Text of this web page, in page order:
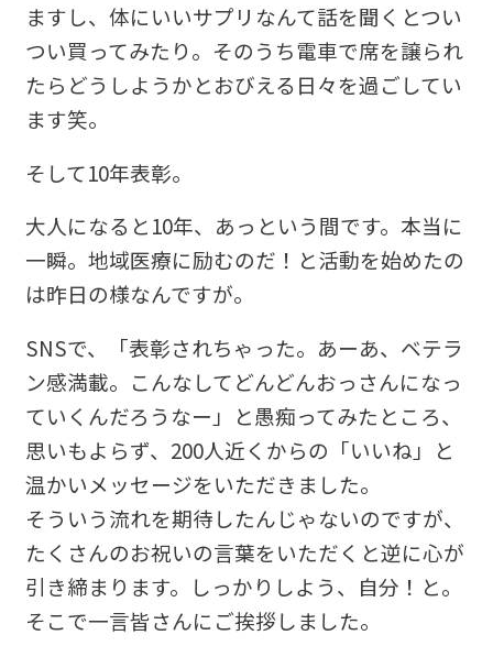
ますし、体にいいサプリなんて話を聞くとつい
つい買ってみたり。そのうち電車で席を譲られ
たらどうしようかとおびえる日々を過ごしてい
ます笑。
そして10年表彰。
大人になると10年、あっという間です。本当に
一瞬。地域医療に励むのだ！と活動を始めたの
は昨日の様なんですが。
SNSで、「表彰されちゃった。あーあ、ベテラ
ン感満載。こんなしてどんどんおっさんになっ
ていくんだろうなー」と愚痴ってみたところ、
思いもよらず、200人近くからの「いいね」と
温かいメッセージをいただきました。
そういう流れを期待したんじゃないのですが、
たくさんのお祝いの言葉をいただくと逆に心が
引き締まります。しっかりしよう、自分！と。
そこで一言皆さんにご挨拶しました。